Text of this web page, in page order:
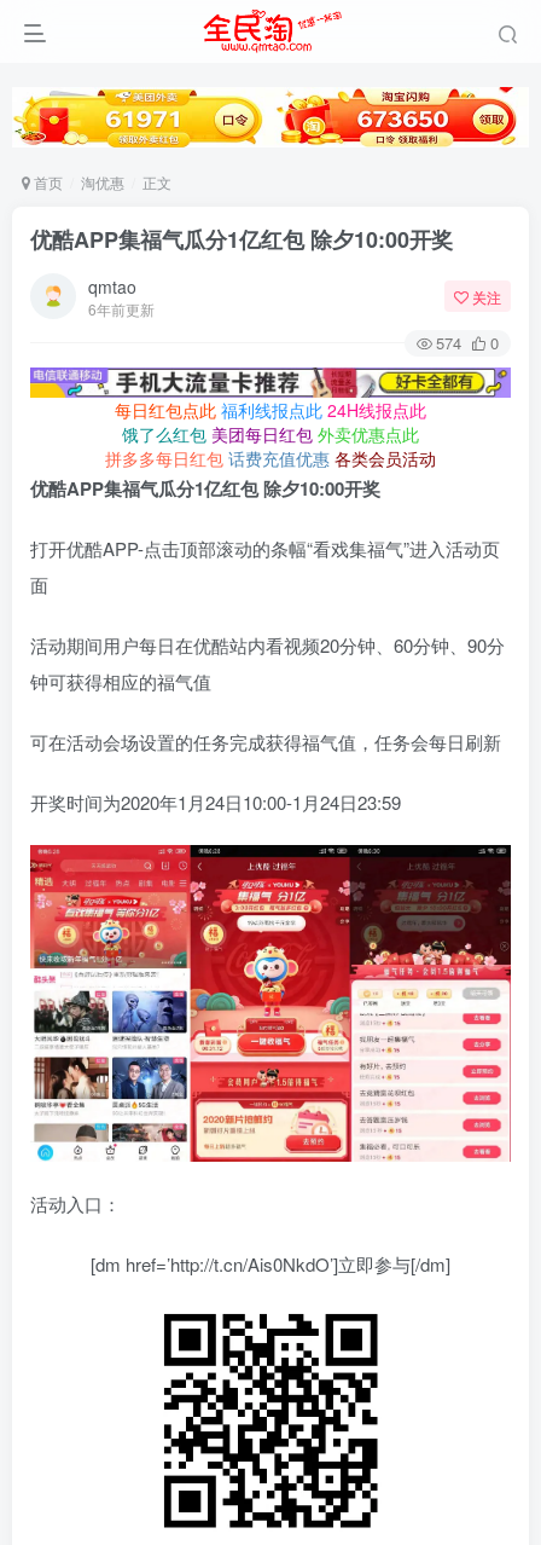
首页 淘优惠 正文
优酷APP集福气瓜分1亿红包 除夕10:00开奖
qmtao
6年前更新
关注
574 0
每日红包点此 福利线报点此 24H线报点此
饿了么红包 美团每日红包 外卖优惠点此
拼多多每日红包 话费充值优惠 各类会员活动
优酷APP集福气瓜分1亿红包 除夕10:00开奖
打开优酷APP-点击顶部滚动的条幅“看戏集福气”进入活动页
面
活动期间用户每日在优酷站内看视频20分钟、60分钟、90分
钟可获得相应的福气值
可在活动会场设置的任务完成获得福气值，任务会每日刷新
开奖时间为2020年1月24日10:00-1月24日23:59
活动入口：
[dm href=’http://t.cn/Ais0NkdO’]立即参与[/dm]